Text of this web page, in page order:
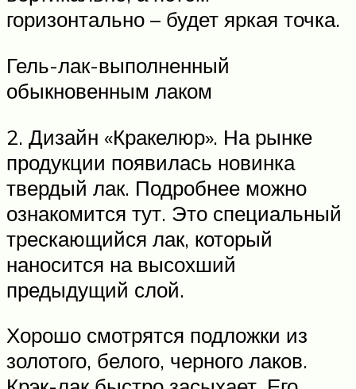
горизонтально – будет яркая точка.
Гель-лак-выполненный
обыкновенным лаком
2. Дизайн «Кракелюр». На рынке
продукции появилась новинка
твердый лак. Подробнее можно
ознакомится тут. Это специальный
трескающийся лак, который
наносится на высохший
предыдущий слой.
Хорошо смотрятся подложки из
золотого, белого, черного лаков.